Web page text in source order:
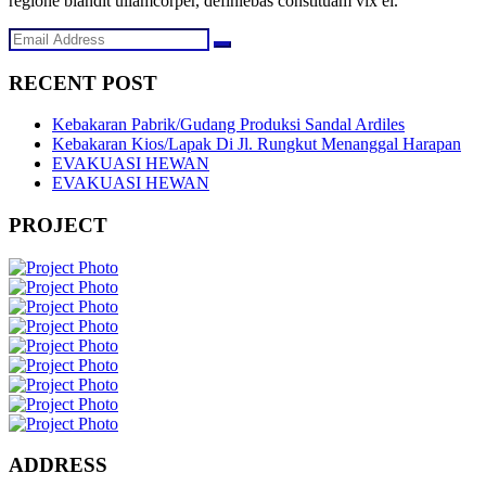
RECENT POST
Kebakaran Pabrik/Gudang Produksi Sandal Ardiles
Kebakaran Kios/Lapak Di Jl. Rungkut Menanggal Harapan
EVAKUASI HEWAN
EVAKUASI HEWAN
PROJECT
ADDRESS